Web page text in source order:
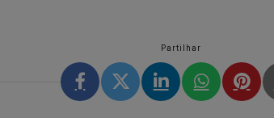
Partilhar